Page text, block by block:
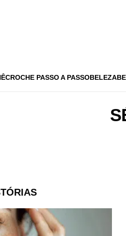
CROCHE PASSO A PASSOBELEZA